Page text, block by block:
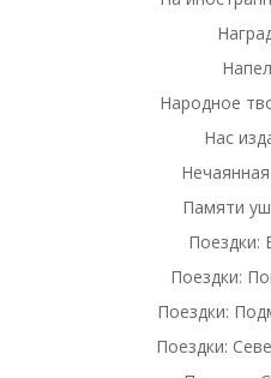
Народное
Нас
Памяти
Поездки:
Поездки:
Поездки:
Поездки: